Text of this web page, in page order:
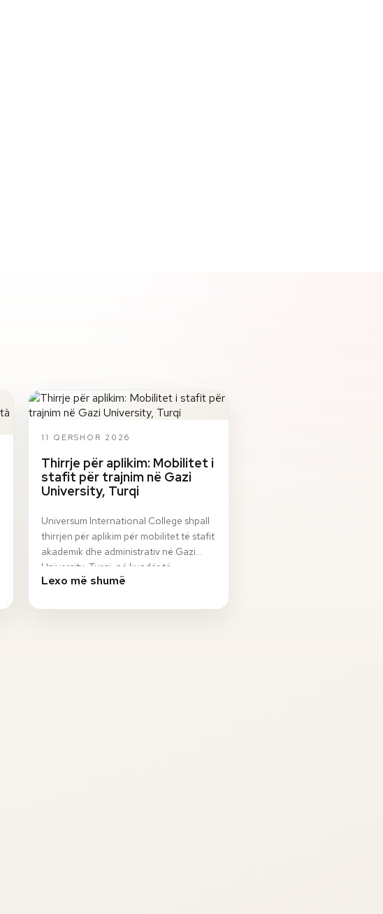
11 QERSHOR 2026
Thirrje për aplikim: Mobilitet i
stafit për trajnim në Gazi
University, Turqi
Universum International College shpall
thirrjen për aplikim për mobilitet të stafit
akademik dhe administrativ në Gazi
University, Turqi, në kuadër të
programi…
Lexo më shumë